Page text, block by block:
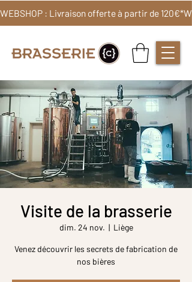
WEBSHOP : Livraison offerte à partir de 120€*
Visite de la brasserie
dim. 24 nov.
  |
Liège
Venez découvrir les secrets de fabrication de
nos bières